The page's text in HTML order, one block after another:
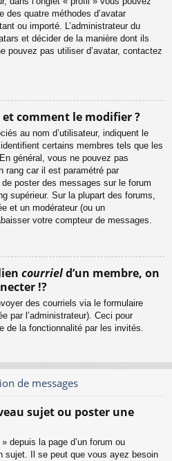
des quatre méthodes d’avatar
ou importé. L’administrateur du
et décider de la manière dont ils
pouvez pas utiliser d’avatar, contactez
et comment le modifier ?
au nom d’utilisateur, indiquent le
certains membres tels que les
général, vous ne pouvez pas
rang car il est paramétré par
poster des messages sur le forum
supérieur. Sur la plupart des forums,
et un modérateur (ou un
votre compteur de messages.
courrield’un membre, on
!?
des courriels via le formulaire
par l’administrateur). Ceci pour
de la fonctionnalité par les invités.
de messages
sujet ou poster une
depuis la page d’un forum ou
sujet. Il se peut que vous ayez besoin